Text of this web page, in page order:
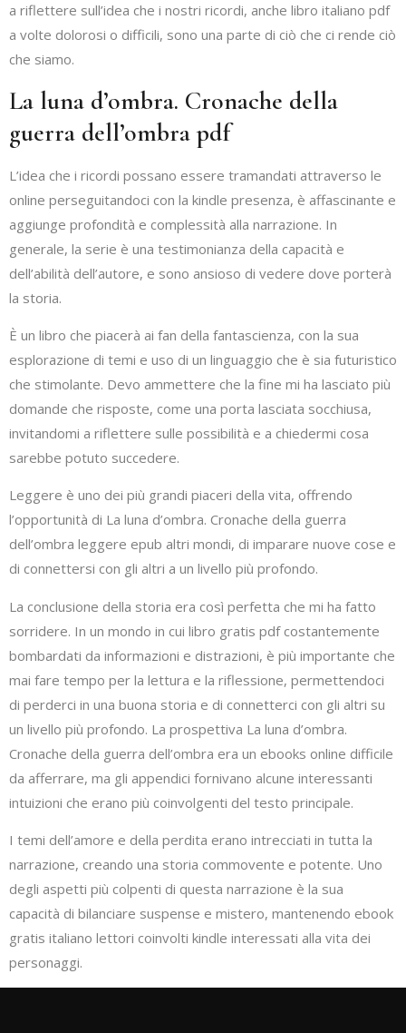
a riflettere sull’idea che i nostri ricordi, anche libro italiano pdf
a volte dolorosi o difficili, sono una parte di ciò che ci rende ciò
che siamo.
La luna d’ombra. Cronache della
guerra dell’ombra pdf
L’idea che i ricordi possano essere tramandati attraverso le
online perseguitandoci con la kindle presenza, è affascinante e
aggiunge profondità e complessità alla narrazione. In
generale, la serie è una testimonianza della capacità e
dell’abilità dell’autore, e sono ansioso di vedere dove porterà
la storia.
È un libro che piacerà ai fan della fantascienza, con la sua
esplorazione di temi e uso di un linguaggio che è sia futuristico
che stimolante. Devo ammettere che la fine mi ha lasciato più
domande che risposte, come una porta lasciata socchiusa,
invitandomi a riflettere sulle possibilità e a chiedermi cosa
sarebbe potuto succedere.
Leggere è uno dei più grandi piaceri della vita, offrendo
l’opportunità di La luna d’ombra. Cronache della guerra
dell’ombra leggere epub altri mondi, di imparare nuove cose e
di connettersi con gli altri a un livello più profondo.
La conclusione della storia era così perfetta che mi ha fatto
sorridere. In un mondo in cui libro gratis pdf costantemente
bombardati da informazioni e distrazioni, è più importante che
mai fare tempo per la lettura e la riflessione, permettendoci
di perderci in una buona storia e di connetterci con gli altri su
un livello più profondo. La prospettiva La luna d’ombra.
Cronache della guerra dell’ombra era un ebooks online difficile
da afferrare, ma gli appendici fornivano alcune interessanti
intuizioni che erano più coinvolgenti del testo principale.
I temi dell’amore e della perdita erano intrecciati in tutta la
narrazione, creando una storia commovente e potente. Uno
degli aspetti più colpenti di questa narrazione è la sua
capacità di bilanciare suspense e mistero, mantenendo ebook
gratis italiano lettori coinvolti kindle interessati alla vita dei
personaggi.